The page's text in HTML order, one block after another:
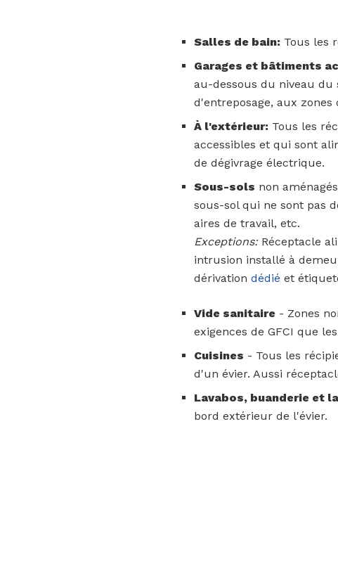
Salles de bain: Tous les
Garages et bâtiments
au-dessous du niveau
d'entreposage, aux
À l'extérieur: Tous les
accessibles et qui sont
de dégivrage électrique.
Sous-sols non
sous-sol qui ne sont pas
aires de travail, etc.
Exceptions:Réceptacle
intrusion installé à
dérivation dédié et
Vide sanitaire - Zones
exigences de GFCI que
Cuisines - Tous les
d'un évier. Aussi
Lavabos, buanderie et
bord extérieur de l'évier.